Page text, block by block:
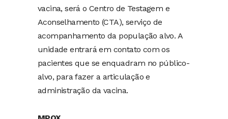
vacina, será o Centro de Testagem e
Aconselhamento (CTA), serviço de
acompanhamento da população alvo. A
unidade entrará em contato com os
pacientes que se enquadram no público-
alvo, para fazer a articulação e
administração da vacina.